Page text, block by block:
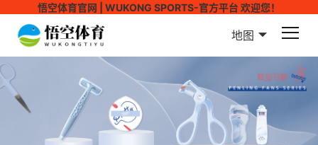
悟空体育官网 | WUKONG SPORTS-官方平台 欢迎您！
地图